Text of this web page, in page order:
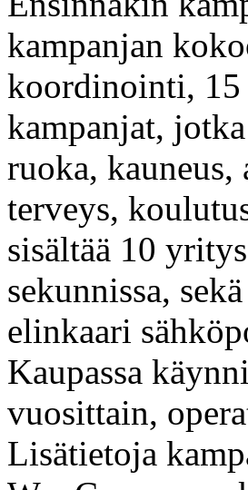
kampanjan
koordinointi, 15
kampanjat,
ruoka,
terveys,
sisältää 10
sekunnissa,
elinkaari
Kaupassa
vuosittain,
Lisätietoja